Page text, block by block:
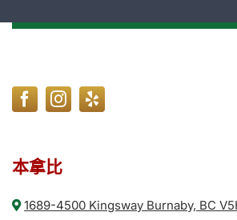
本拿比
1689-4500 Kingsway Burnaby, BC